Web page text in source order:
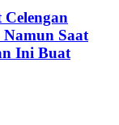
Saat
Ini Buat